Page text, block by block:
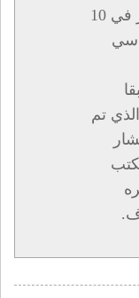
المرسوم رقم 2.02.854 الصادر في 10
الذي تم